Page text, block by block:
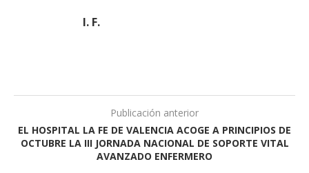
I. F.
Publicación anterior
EL HOSPITAL LA FE DE VALENCIA ACOGE A PRINCIPIOS DE
OCTUBRE LA III JORNADA NACIONAL DE SOPORTE VITAL
AVANZADO ENFERMERO